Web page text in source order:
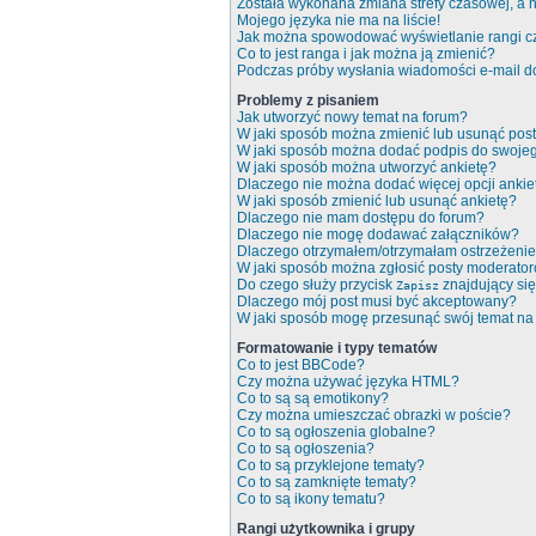
Została wykonana zmiana strefy czasowej, a
Mojego języka nie ma na liście!
Jak można spowodować wyświetlanie rangi
Co to jest ranga i jak można ją zmienić?
Podczas próby wysłania wiadomości e-mail
Problemy z pisaniem
Jak utworzyć nowy temat na forum?
W jaki sposób można zmienić lub usunąć
W jaki sposób można dodać podpis do
W jaki sposób można utworzyć ankietę?
Dlaczego nie można dodać więcej opcji
W jaki sposób zmienić lub usunąć ankietę?
Dlaczego nie mam dostępu do forum?
Dlaczego nie mogę dodawać załączników?
Dlaczego otrzymałem/otrzymałam
W jaki sposób można zgłosić posty
Do czego służy przycisk Zapisz znajdujący
Dlaczego mój post musi być akceptowany?
W jaki sposób mogę przesunąć swój temat
Formatowanie i typy tematów
Co to jest BBCode?
Czy można używać języka HTML?
Co to są są emotikony?
Czy można umieszczać obrazki w poście?
Co to są ogłoszenia globalne?
Co to są ogłoszenia?
Co to są przyklejone tematy?
Co to są zamknięte tematy?
Co to są ikony tematu?
Rangi użytkownika i grupy